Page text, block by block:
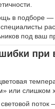
в подборе —
, специалисты
под ваш
при
или слишком
световой